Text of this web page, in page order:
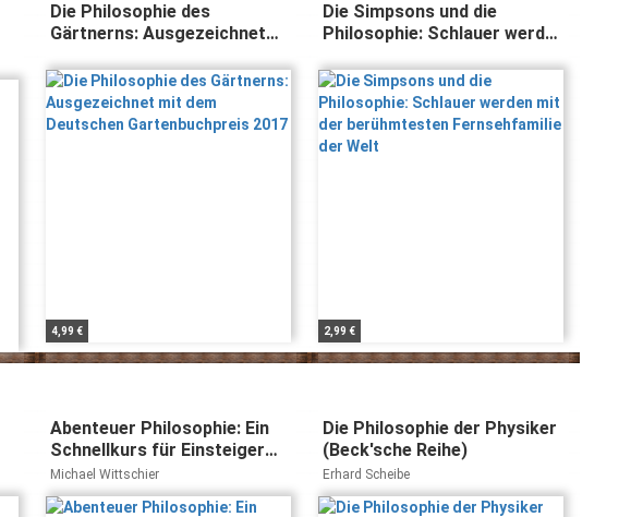
Die Philosophie des
Gärtnerns: Ausgezeichnet
Gartenbuchpreis 2017
4,99 €
Die Simpsons und die
Philosophie: Schlauer werden
Fernsehfamilie der Welt
2,99 €
Abenteuer Philosophie: Ein
Schnellkurs für Einsteiger
(Piper Taschenbuch, Band
3627)
Michael Wittschier
Die Philosophie der Physiker
(Beck'sche Reihe)
Erhard Scheibe